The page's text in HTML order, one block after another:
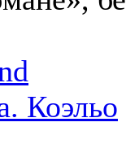
Коэльо